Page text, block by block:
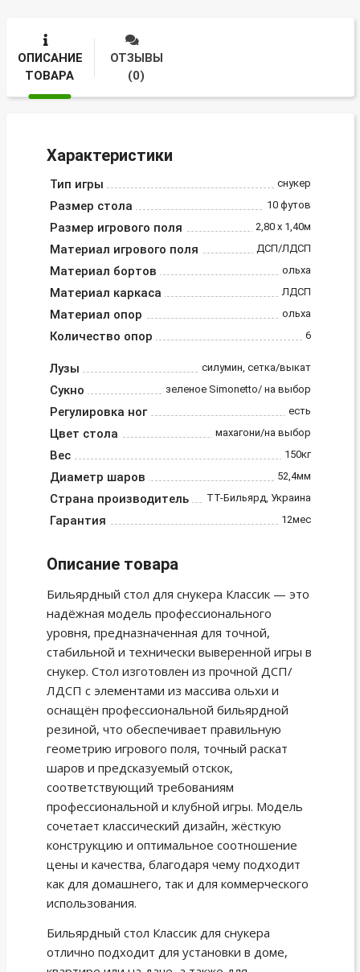
ОПИСАНИЕ
ТОВАРА
ОТЗЫВЫ
(0)
Характеристики
Тип игры снукер
Размер стола 10 футов
Размер игрового поля 2,80 х 1,40м
Материал игрового поля ДСП/ЛДСП
Материал бортов ольха
Материал каркаса ЛДСП
Материал опор ольха
Количество опор 6
Лузы силумин, сетка/выкат
Сукно зеленое Simonetto/ на выбор
Регулировка ног есть
Цвет стола махагони/на выбор
Вес 150кг
Диаметр шаров 52,4мм
Страна производитель ТТ-Бильярд, Украина
Гарантия 12мес
Описание товара
Бильярдный стол для снукера Классик — это
надёжная модель профессионального
уровня, предназначенная для точной,
стабильной и технически выверенной игры в
снукер. Стол изготовлен из прочной ДСП/
ЛДСП с элементами из массива ольхи и
оснащён профессиональной бильярдной
резиной, что обеспечивает правильную
геометрию игрового поля, точный раскат
шаров и предсказуемый отскок,
соответствующий требованиям
профессиональной и клубной игры. Модель
сочетает классический дизайн, жёсткую
конструкцию и оптимальное соотношение
цены и качества, благодаря чему подходит
как для домашнего, так и для коммерческого
использования.
Бильярдный стол Классик для снукера
отлично подходит для установки в доме,